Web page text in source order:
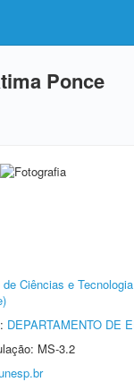
Ponce
de Ciências e
DEPARTAMENTO DE
MS-3.2